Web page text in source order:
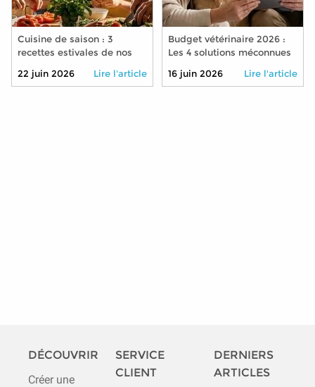
Cuisine de saison : 3
recettes estivales de nos
transmettre à vos petits-
22 juin 2026 Lire l'article
Budget vétérinaire 2026 :
Les 4 solutions méconnues
moindre coût
16 juin 2026 Lire l'article
DÉCOUVRIR
Créer une
SERVICE
CLIENT
DERNIERS
ARTICLES